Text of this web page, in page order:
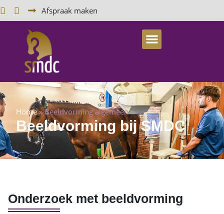
Afspraak maken
Home»Beeldvorming algemeen
Beeldvorming bij SMDC
Onderzoek met beeldvorming